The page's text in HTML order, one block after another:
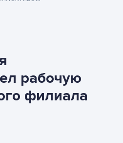
рабочую
филиала